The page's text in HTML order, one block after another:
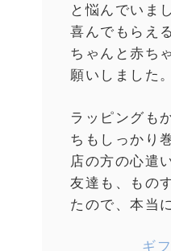
と悩んでいま
喜んでもらえ
ちゃんと赤ち
願いしました。
ラッピングも
ちもしっかり
店の方の心遣
友達も、もの
たので、本当
ギ